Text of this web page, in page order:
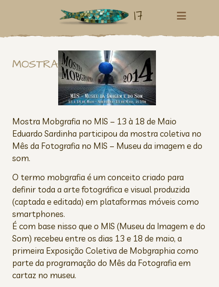
17
MOSTRA MOBGRAPHIA
Mostra Mobgrafia no MIS – 13 à 18 de Maio
Eduardo Sardinha participou da mostra coletiva no
Mês da Fotografia no MIS – Museu da imagem e do
som.
O termo mobgrafia é um conceito criado para
definir toda a arte fotográfica e visual produzida
(captada e editada) em plataformas móveis como
smartphones.
É com base nisso que o MIS (Museu da Imagem e do
Som) recebeu entre os dias 13 e 18 de maio, a
primeira Exposição Coletiva de Mobgraphia como
parte da programação do Mês da Fotografia em
cartaz no museu.